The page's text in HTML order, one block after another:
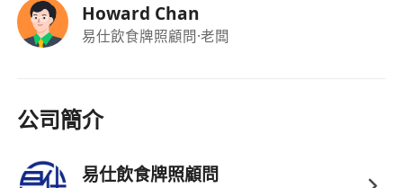
Howard Chan
易仕飲食牌照顧問·老闆
公司簡介
易仕飲食牌照顧問